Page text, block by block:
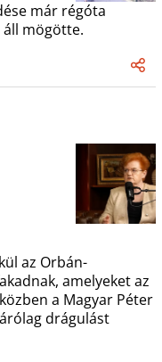
már régóta
mögötte.
az Orbán-
amelyeket az
a Magyar Péter
drágulást